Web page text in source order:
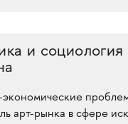
и социология
арт-рынка в сфере